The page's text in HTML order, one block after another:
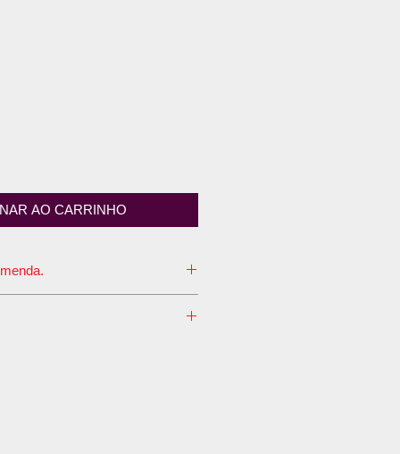
AO CARRINHO